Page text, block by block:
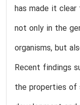
has made it
not only in the
organisms, but
Recent findings
the properties of